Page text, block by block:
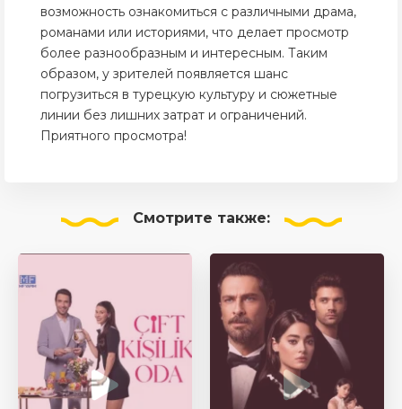
возможность ознакомиться с различными драма,
романами или историями, что делает просмотр
более разнообразным и интересным. Таким
образом, у зрителей появляется шанс
погрузиться в турецкую культуру и сюжетные
линии без лишних затрат и ограничений.
Приятного просмотра!
Смотрите также: